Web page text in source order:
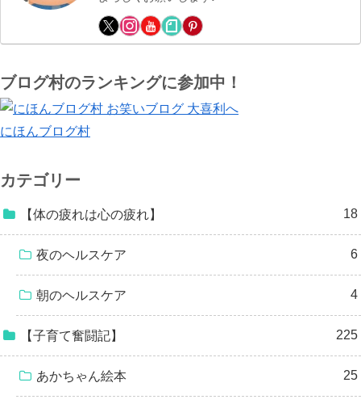
ブログ村のランキングに参加中！
にほんブログ村
カテゴリー
【体の疲れは心の疲れ】 18
夜のヘルスケア 6
朝のヘルスケア 4
【子育て奮闘記】 225
あかちゃん絵本 25